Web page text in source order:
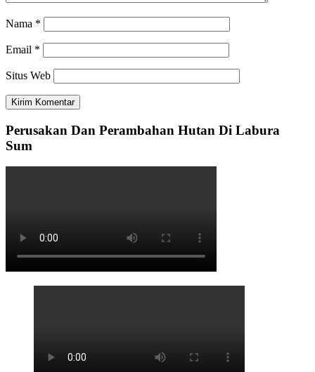
Nama *
Email *
Situs Web
Perusakan Dan Perambahan Hutan Di Labura
Sum